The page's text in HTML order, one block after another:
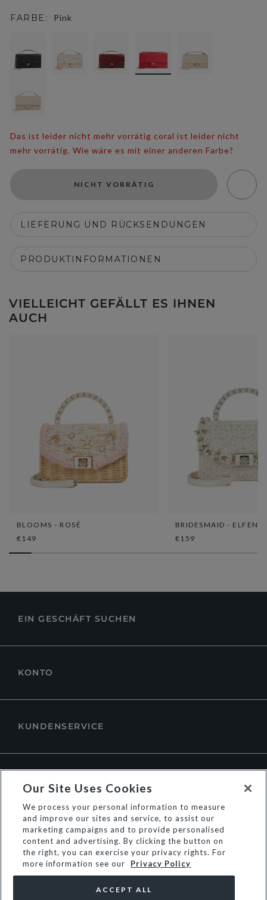
FARBE: Pink
Das ist leider nicht mehr vorrätig coral ist leider nicht
mehr vorrätig. Wie wäre es mit einer anderen Farbe?
NICHT VORRÄTIG
LIEFERUNG UND RÜCKSENDUNGEN
PRODUKTINFORMATIONEN
VIELLEICHT GEFÄLLT ES IHNEN
AUCH
BLOOMS - ROSÉ
€149
BRIDESMAID -
€159
EIN GESCHÄFT SUCHEN
KONTO
KUNDENSERVICE
Our Site Uses Cookies
We process your personal information to measure
and improve our sites and service, to assist our
marketing campaigns and to provide personalised
content and advertising. By clicking the button on
the right, you can exercise your privacy rights. For
more information see our
Privacy Policy
ACCEPT ALL